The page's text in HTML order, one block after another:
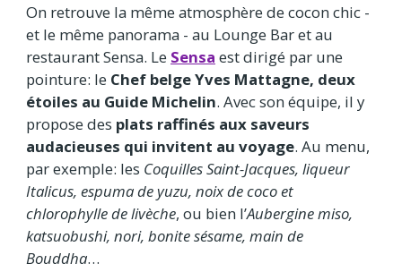
On retrouve la même atmosphère de cocon chic -
et le même panorama - au Lounge Bar et au
restaurant Sensa. Le Sensa est dirigé par une
pointure: le Chef belge Yves Mattagne, deux
étoiles au Guide Michelin. Avec son équipe, il y
propose des plats raffinés aux saveurs
audacieuses qui invitent au voyage. Au menu,
par exemple: les Coquilles Saint-Jacques, liqueur
Italicus, espuma de yuzu, noix de coco et
chlorophylle de livèche, ou bien l’Aubergine miso,
katsuobushi, nori, bonite sésame, main de
Bouddha…